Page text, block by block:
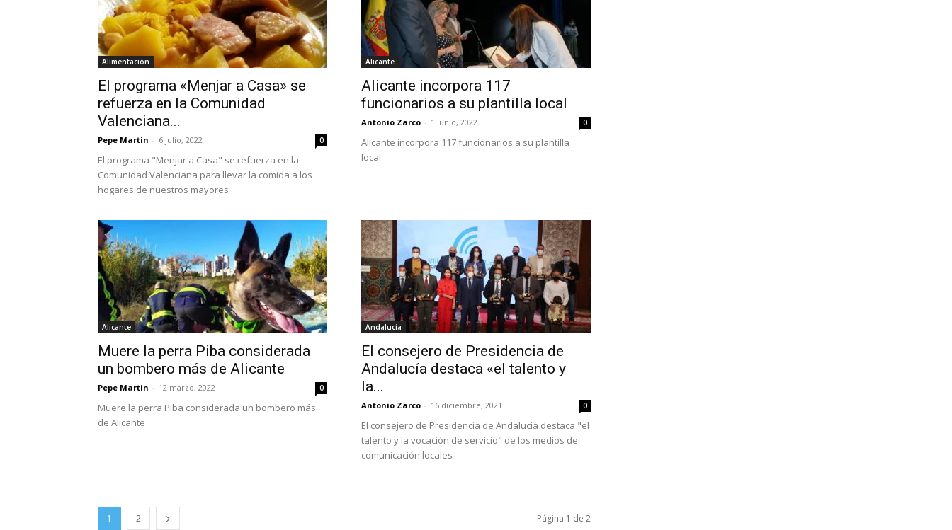
Alimentación
El programa «Menjar a Casa» se
refuerza en la Comunidad
Valenciana...
Pepe Martin - 6 julio, 2022 0
El programa "Menjar a Casa" se refuerza en la
Comunidad Valenciana para llevar la comida a los
hogares de nuestros mayores
Alicante
Alicante incorpora 117
funcionarios a su plantilla local
Antonio Zarco - 1 junio, 2022 0
Alicante incorpora 117 funcionarios a su plantilla
local
Alicante
Muere la perra Piba considerada
un bombero más de Alicante
Pepe Martin - 12 marzo, 2022 0
Muere la perra Piba considerada un bombero más
de Alicante
Andalucía
El consejero de Presidencia de
Andalucía destaca «el talento y
la...
Antonio Zarco - 16 diciembre, 2021 0
El consejero de Presidencia de Andalucía destaca "el
talento y la vocación de servicio" de los medios de
comunicación locales
1 2 Página 1 de 2